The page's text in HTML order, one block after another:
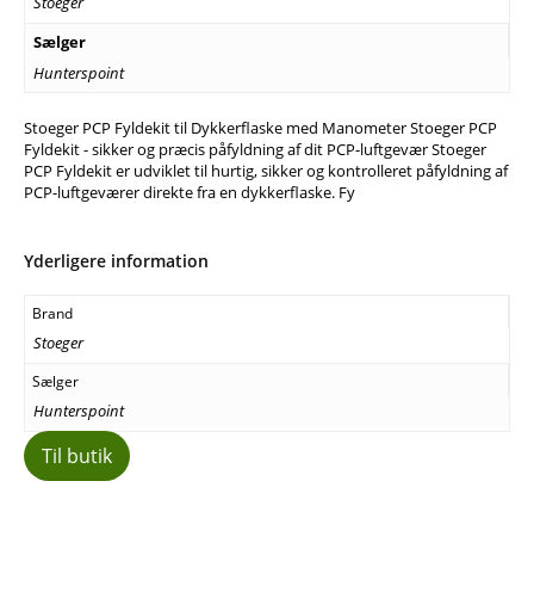
Sælger
Hunterspoint
Stoeger PCP Fyldekit til Dykkerflaske med Manometer Stoeger PCP
Fyldekit - sikker og præcis påfyldning af dit PCP-luftgevær Stoeger
PCP Fyldekit er udviklet til hurtig, sikker og kontrolleret påfyldning af
PCP-luftgeværer direkte fra en dykkerflaske. Fy
Yderligere information
Brand
Stoeger
Sælger
Hunterspoint
Til butik